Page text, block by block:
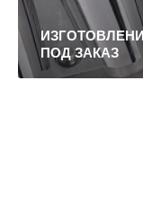
ПОД ЗАКАЗ